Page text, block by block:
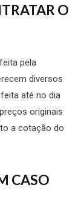
O
pela
diversos
até no dia
originais
a cotação do
CASO